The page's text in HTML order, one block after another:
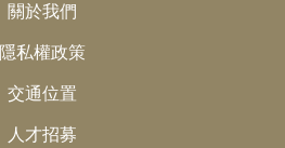
關於我們
隱私權政策
交通位置
人才招募